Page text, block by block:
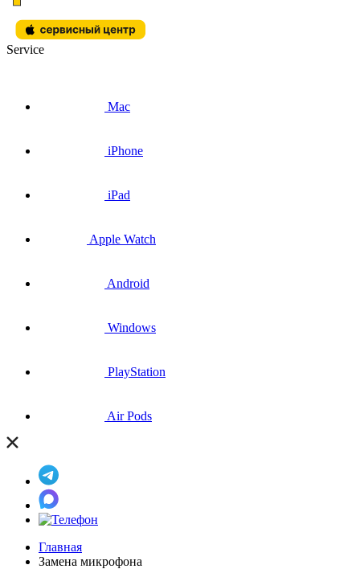
Service
Mac
iPhone
iPad
Apple Watch
Android
Windows
PlayStation
Air Pods
Главная
Замена микрофона